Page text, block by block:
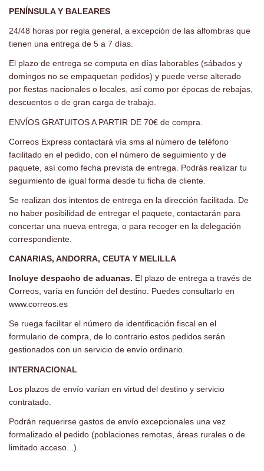
PENÍNSULA Y BALEARES
24/48 horas por regla general, a excepción de las alfombras que
tienen una entrega de 5 a 7 días.
El plazo de entrega se computa en días laborables (sábados y
domingos no se empaquetan pedidos) y puede verse alterado
por fiestas nacionales o locales, así como por épocas de rebajas,
descuentos o de gran carga de trabajo.
ENVÍOS GRATUITOS A PARTIR DE 70€ de compra.
Correos Express contactará vía sms al número de teléfono
facilitado en el pedido, con el número de seguimiento y de
paquete, así como fecha prevista de entrega. Podrás realizar tu
seguimiento de igual forma desde tu ficha de cliente.
Se realizan dos intentos de entrega en la dirección facilitada. De
no haber posibilidad de entregar el paquete, contactarán para
concertar una nueva entrega, o para recoger en la delegación
correspondiente.
CANARIAS, ANDORRA, CEUTA Y MELILLA
Incluye despacho de aduanas. El plazo de entrega a través de
Correos, varía en función del destino. Puedes consultarlo en
www.correos.es
Se ruega facilitar el número de identificación fiscal en el
formulario de compra, de lo contrario estos pedidos serán
gestionados con un servicio de envío ordinario.
INTERNACIONAL
Los plazos de envío varían en virtud del destino y servicio
contratado.
Podrán requerirse gastos de envío excepcionales una vez
formalizado el pedido (poblaciones remotas, áreas rurales o de
limitado acceso...)